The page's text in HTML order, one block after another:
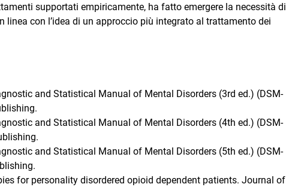
supportati empiricamente, ha fatto emergere la necessità di
linea con l’idea di un approccio più integrato al trattamento dei
and Statistical Manual of Mental Disorders (3rd ed.) (DSM-
and Statistical Manual of Mental Disorders (4th ed.) (DSM-
and Statistical Manual of Mental Disorders (5th ed.) (DSM-
for personality disordered opioid dependent patients. Journal of